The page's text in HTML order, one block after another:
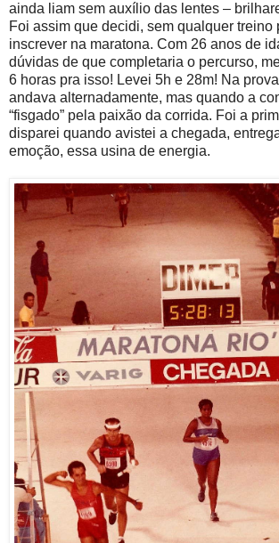
ainda liam sem auxílio das lentes –
Foi assim que decidi, sem qualquer treino
inscrever na maratona. Com 26 anos de
dúvidas de que completaria o percurso,
6 horas pra isso! Levei 5h e 28m! Na
andava alternadamente, mas quando a
“fisgado” pela paixão da corrida. Foi a
disparei quando avistei a chegada,
emoção, essa usina de energia.